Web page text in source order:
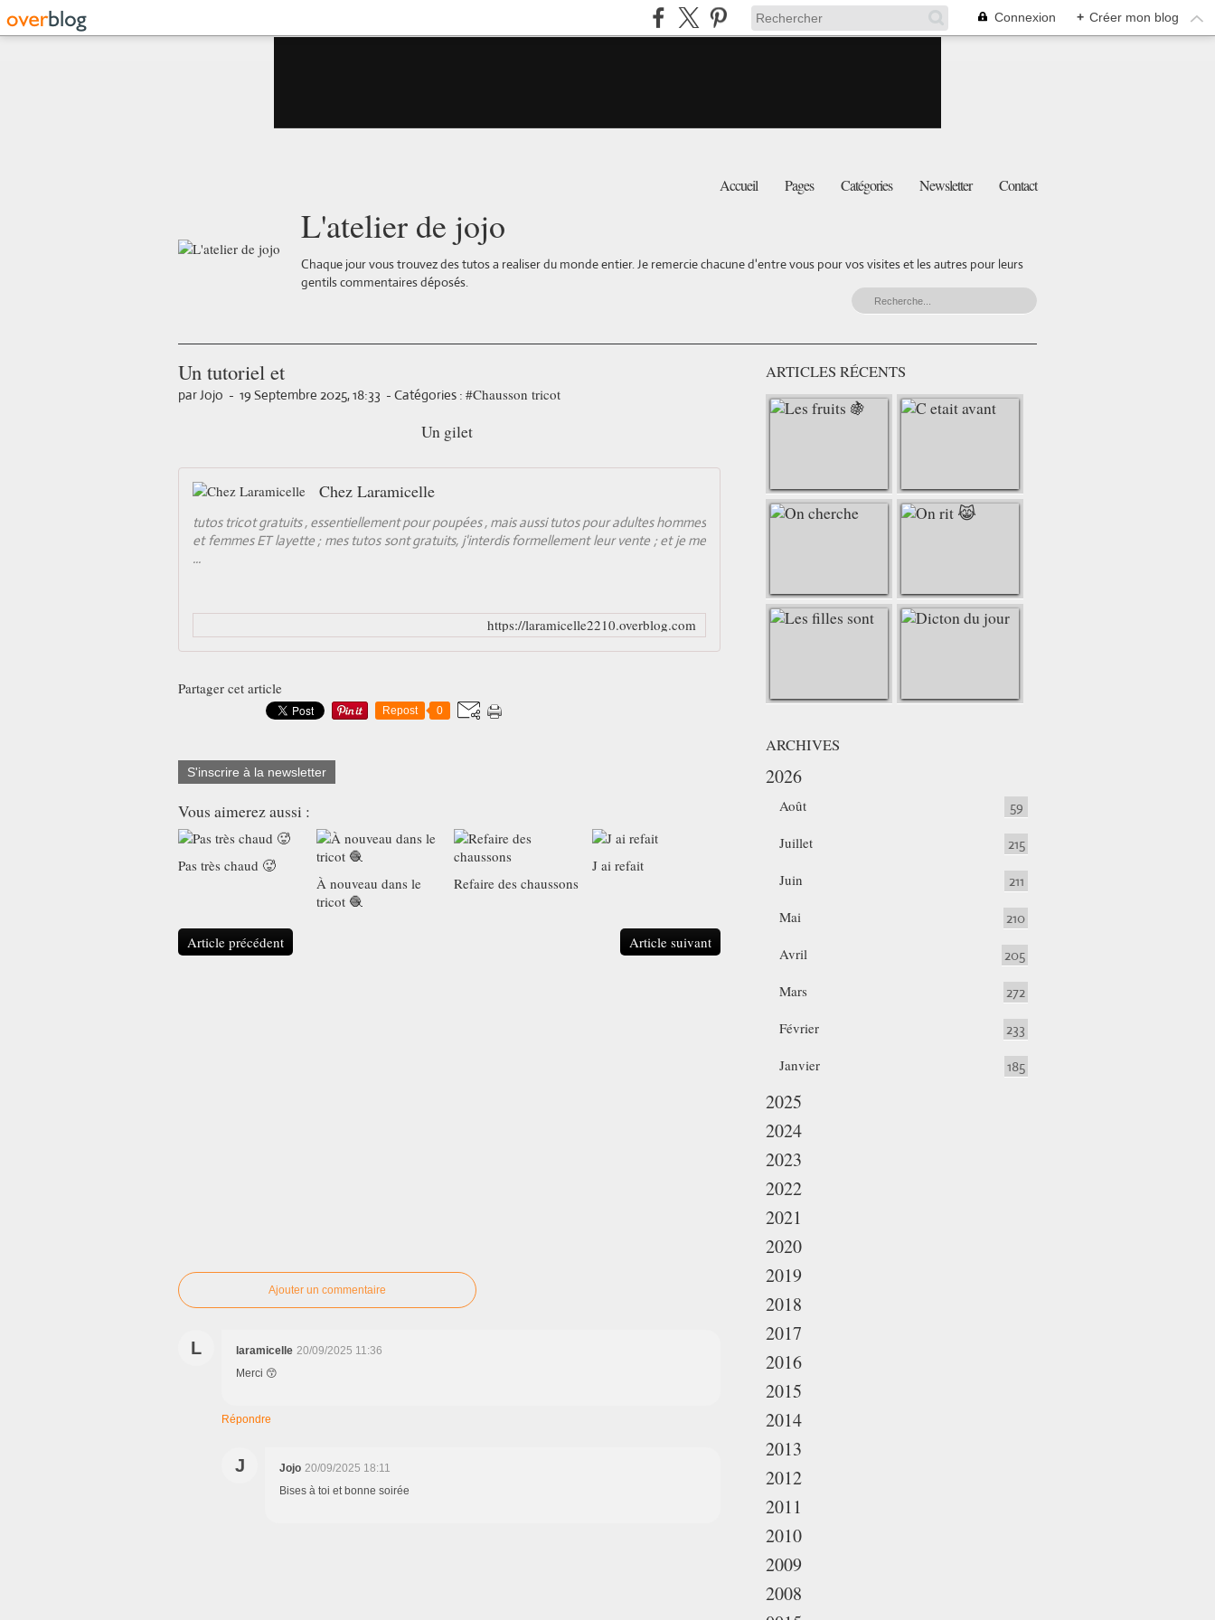
Connexion + Créer mon blog
Accueil Pages Catégories Newsletter Contact
L'atelier de jojo
Chaque jour vous trouvez des tutos a realiser du monde entier. Je remercie chacune d'entre vous pour vos visites et les autres pour leurs
gentils commentaires déposés.
Un tutoriel et
par Jojo - 19 Septembre 2025, 18:33 - Catégories : #Chausson tricot
Un gilet
Chez Laramicelle
tutos tricot gratuits , essentiellement pour poupées , mais aussi tutos pour adultes hommes
et femmes ET layette ; mes tutos sont gratuits, j'interdis formellement leur vente ; et je me
...
https://laramicelle2210.overblog.com
Partager cet article
Repost 0
S'inscrire à la newsletter
Vous aimerez aussi :
Pas très chaud 🥵
À nouveau dans le
tricot 🧶
Refaire des chaussons
J ai refait
Article précédent Article suivant
Ajouter un commentaire
L laramicelle 20/09/2025 11:36
Merci 😙
Répondre
J Jojo 20/09/2025 18:11
Bises à toi et bonne soirée
ARTICLES RÉCENTS
ARCHIVES
2026
Août 59
Juillet 215
Juin 211
Mai 210
Avril 205
Mars 272
Février 233
Janvier 185
2025
2024
2023
2022
2021
2020
2019
2018
2017
2016
2015
2014
2013
2012
2011
2010
2009
2008